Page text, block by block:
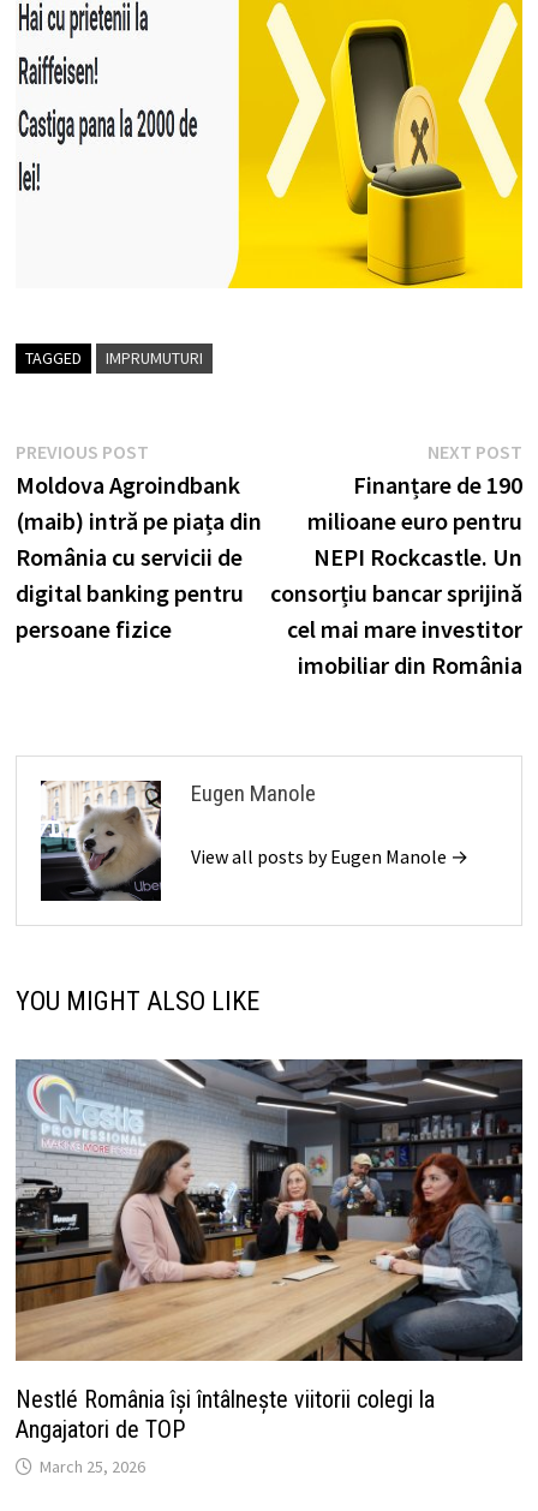
TAGGED IMPRUMUTURI
Post
navigation
PREVIOUS POSTPrevious
post:
Moldova Agroindbank
(maib) intră pe piața din
România cu servicii de
digital banking pentru
persoane fizice
NEXT POST
Finanțare de 190
milioane euro pentru
NEPI Rockcastle. Un
consorțiu bancar sprijină
cel mai mare investitor
imobiliar din România
Eugen Manole
View all posts by Eugen Manole →
YOU MIGHT ALSO LIKE
Nestlé România își întâlnește viitorii colegi la
Angajatori de TOP
March 25, 2026